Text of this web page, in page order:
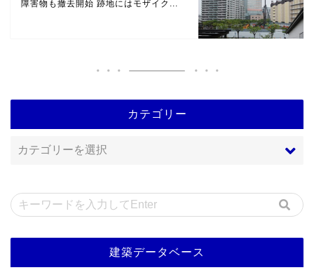
障害物も撤去開始 跡地にはモザイク...
カテゴリー
建築データベース